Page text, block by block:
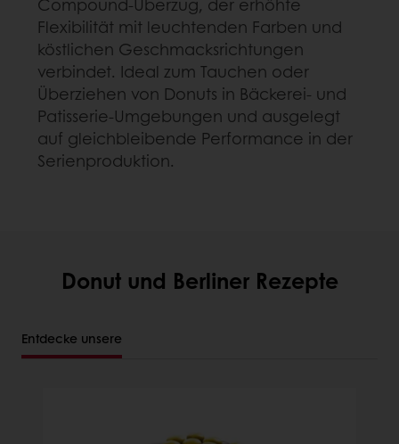
Flexibilität mit leuchtenden Farben und
köstlichen Geschmacksrichtungen
verbindet. Ideal zum Tauchen oder
Überziehen von Donuts in Bäckerei‑ und
Patisserie‑Umgebungen und ausgelegt
auf gleichbleibende Performance in der
Serienproduktion.
Donut und Berliner Rezepte
Entdecke unsere